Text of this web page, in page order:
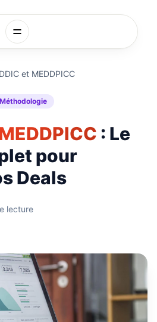
et MEDDPICC
Méthodologie
: Le
pour
Deals
lecture